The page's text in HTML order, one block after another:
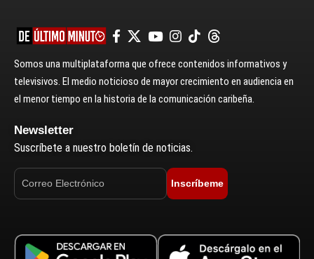
Somos una multiplataforma que ofrece contenidos informativos y
televisivos. El medio noticioso de mayor crecimiento en audiencia en
el menor tiempo en la historia de la comunicación caribeña.
Newsletter
Suscríbete a nuestro boletín de noticias.
Inscríbeme